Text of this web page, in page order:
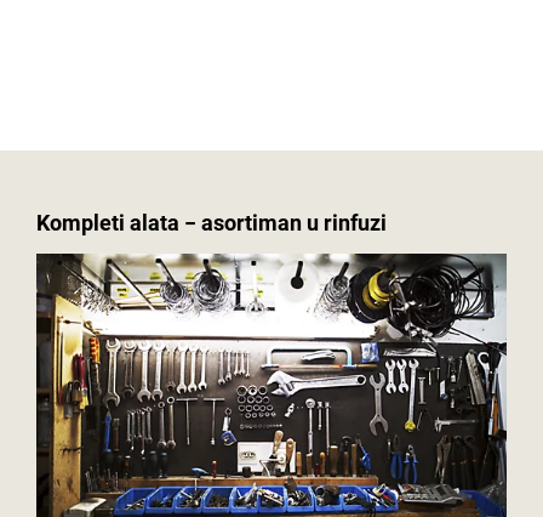
Kompleti alata − asortiman u rinfuzi